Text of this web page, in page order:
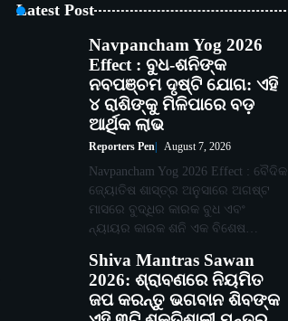
Latest Post
Navpancham Yog 2026
Effect : ବୁଧ-ଶନିଙ୍କ
ନବପଞ୍ଚମ ଦୃଷ୍ଟି ଯୋଗ: ଏହି
୪ ରାଶିଙ୍କୁ ମିଳିପାରେ ବଡ଼
ଆର୍ଥିକ ଲାଭ
Reporters Pen August 7, 2026
Navpancham Yog 2026 Effect : ବୈଦିକ
ଜ୍ୟୋତିଷ ଶାସ୍ତ୍ର ଅନୁସାରେ ଅଗଷ୍ଟ
ମାସରେ ବୁଦ୍ଧିର କାରକ ବୁଧ ଏବଂ
ନ୍ୟାୟର କାରକ ଶନି ଏକ ବିଶେଷ…
Shiva Mantras Sawan
2026: ଶ୍ରାବଣରେ ନିୟମିତ
ଜପ କରନ୍ତୁ ଭଗବାନ ଶିବଙ୍କ